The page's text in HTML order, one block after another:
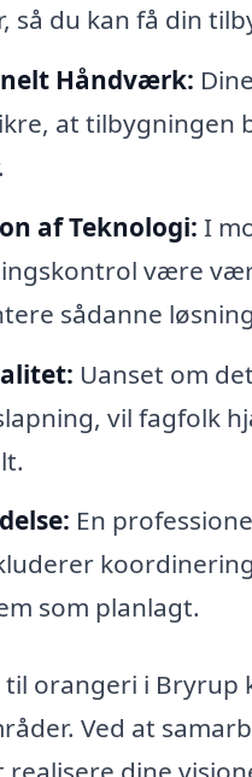
så du kan få din
Håndværk:
at tilbygningen
af Teknologi: I
være
sådanne
Uanset om
vil fagfolk
En
som planlagt.
orangeri i Bryrup
Ved at